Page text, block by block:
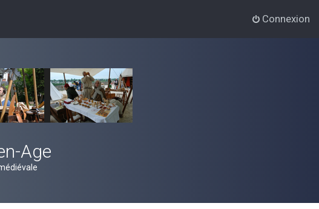
Connexion
Age